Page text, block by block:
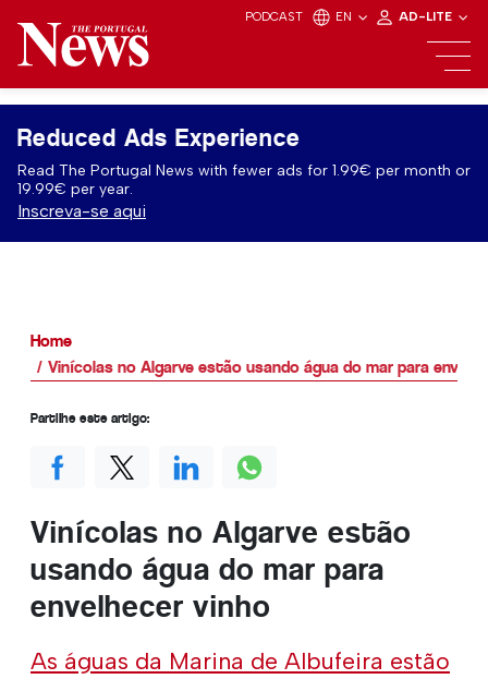
PODCAST EN AD-LITE
Reduced Ads Experience
Read The Portugal News with fewer ads for 1.99€ per month or
19.99€ per year.
Inscreva-se aqui
Home
Vinícolas no Algarve estão usando água do mar para
Vinícolas no Algarve estão
usando água do mar para
envelhecer vinho
As águas da Marina de Albufeira estão
Partilhe este artigo: